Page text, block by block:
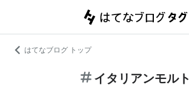
はてなブログ トップ
イタリアンモルト